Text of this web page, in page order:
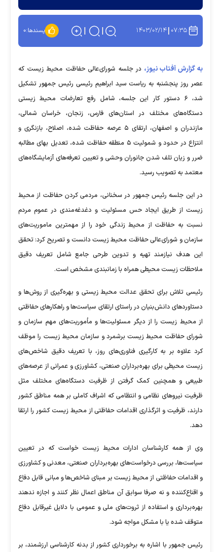
۰۷:۳۵ ۱۴۰۳/۰۲/۱۴ پسندها:۰
به گزارش آفتاب نیوز، در جلسه شورای‌عالی حفاظت محیط زیست که
عصر روز پنجشنبه به ریاست سید ابراهیم رئیسی رئیس جمهور تشکیل
شد، ۶ دستور کار این جلسه، شامل رفع تعارضات محیط زیستی
دستگاه‌های مختلف در استان‌های فارس، زنجان، خراسان شمالی،
مازندران و اصفهان، ارتقای ۵ عرصه حفاظت شده، اصلاح، بازنگری و
انتزاع در حدود و شمولیت ۵ منطقه حفاظت شده، تعدیل بهای مطالبه
ضرر و زیان تلف شدن جانوران وحشی و تعیین تعرفه‌های آزمایشگاه‌های
معتمد به تصویب رسید.
در این جلسه رئیس جمهور در سخنانی، مردمی کردن حفاظت از محیط
زیست از طریق ایجاد حس مسئولیت و دغدغه‌مندی در عموم مردم
نسبت به حفاظت از محیط زندگی خود را از مهمترین ماموریت‌های
سازمان و شورای‌عالی حفاظت محیط زیست دانست و تصریح کرد: تحقق
این هدف نیازمند تهیه و تدوین طرحی جامع شامل تعریف دقیق
ملاحظات زیست محیطی همراه با زمانبندی مشخص است.
رئیسی تلاش برای تحقق عدالت محیط زیستی و بهره‌گیری از روش‌ها و
دستاورد‌های دانش‌بنیان در راستای ارتقای سیاست‌ها و راهکار‌های حفاظتی
از محیط زیست را از دیگر مسئولیت‌ها و مأموریت‌های مهم سازمان و
شورای حفاظت محیط زیست برشمرد و سازمان محیط زیست را موظف
کرد علاوه بر به کارگیری فناوری‌های روز، با تعریف دقیق شاخص‌های
زیست محیطی برای بهره‌برداران صنعتی، کشاورزی و عمرانی از عرصه‌های
طبیعی و همچنین کمک گرفتن از ظرفیت دستگاه‌های مختلف مثل
ظرفیت نیرو‌های نظامی و انتظامی که اشراف کاملی بر همه مناطق کشور
دارند، ظرفیت و اثرگذاری اقدامات حفاظتی از محیط زیست کشور را ارتقا
دهد.
وی از همه کارشناسان ادارات محیط زیست خواست که در تعیین
سیاست‌ها، بررسی درخواست‌های بهره‌برداران صنعتی، معدنی و کشاورزی
و اقدامات حفاظتی از محیط زیست بر مبنای شاخص‌ها و مبانی قابل دفاع
و اقناع‌کننده و نه صرفا سوابق آن مناطق اعمال نظر کنند و اجازه ندهند
بهره‌برداری و استفاده از ثروت‌های ملی و عمومی با دلایل غیرقابل دفاع
متوقف شده یا با مشکل مواجه شود.
رئیس جمهور با اشاره به برخورداری کشور از بدنه کارشناسی ارزشمند، بر